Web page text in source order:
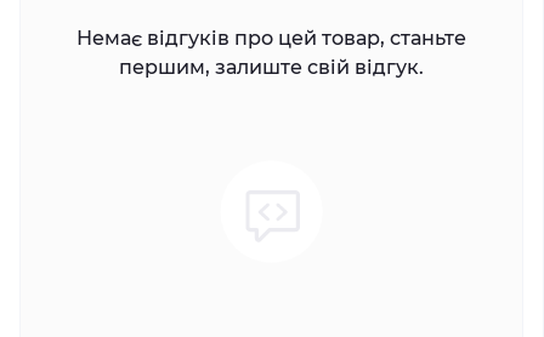
Немає відгуків про цей товар, станьте
першим, залиште свій відгук.